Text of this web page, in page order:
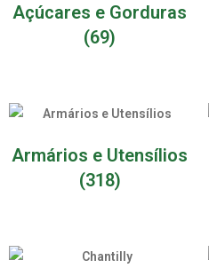
Açúcares e Gorduras
(69)
Armários e Utensílios
(318)